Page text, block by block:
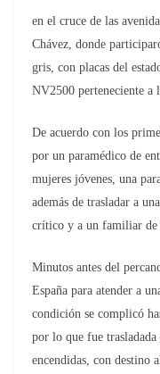
en el cruce de las
Chávez, donde
gris, con placas del
NV2500 perteneciente a
De acuerdo con los
por un paramédico de
mujeres jóvenes, una
además de trasladar a
crítico y a un familiar de
Minutos antes del
España para atender a
condición se complicó
por lo que fue
encendidas, con destino